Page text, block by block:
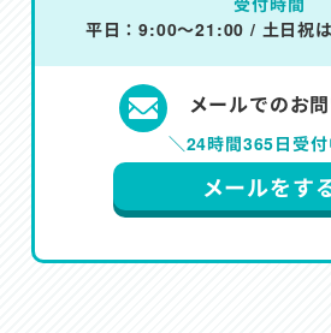
平日：9:00～21:00 / 土日祝
メールでのお
＼24時間365日受
メールをす